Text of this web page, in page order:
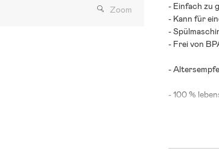
Zoom
- Einfach zu
- Kann für
-
- Frei von
-
- 100 %